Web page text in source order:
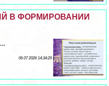
В ФОРМИРОВАНИИ
06 07 2026 14:34:29